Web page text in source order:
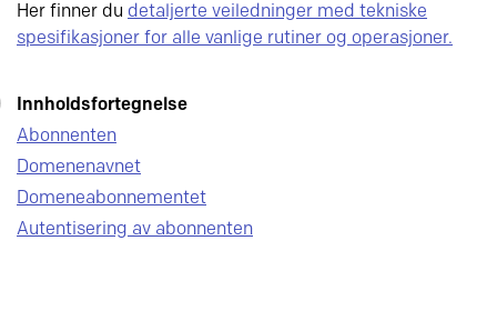
Her finner du detaljerte veiledninger med tekniske
spesifikasjoner for alle vanlige rutiner og operasjoner.
Innholdsfortegnelse
Abonnenten
Domenenavnet
Domeneabonnementet
Autentisering av abonnenten